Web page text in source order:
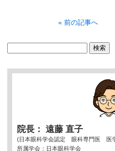
« 前の記事へ
院長： 遠藤 直子
(日本眼科学会認定 眼科専門医 医
所属学会：日本眼科学会